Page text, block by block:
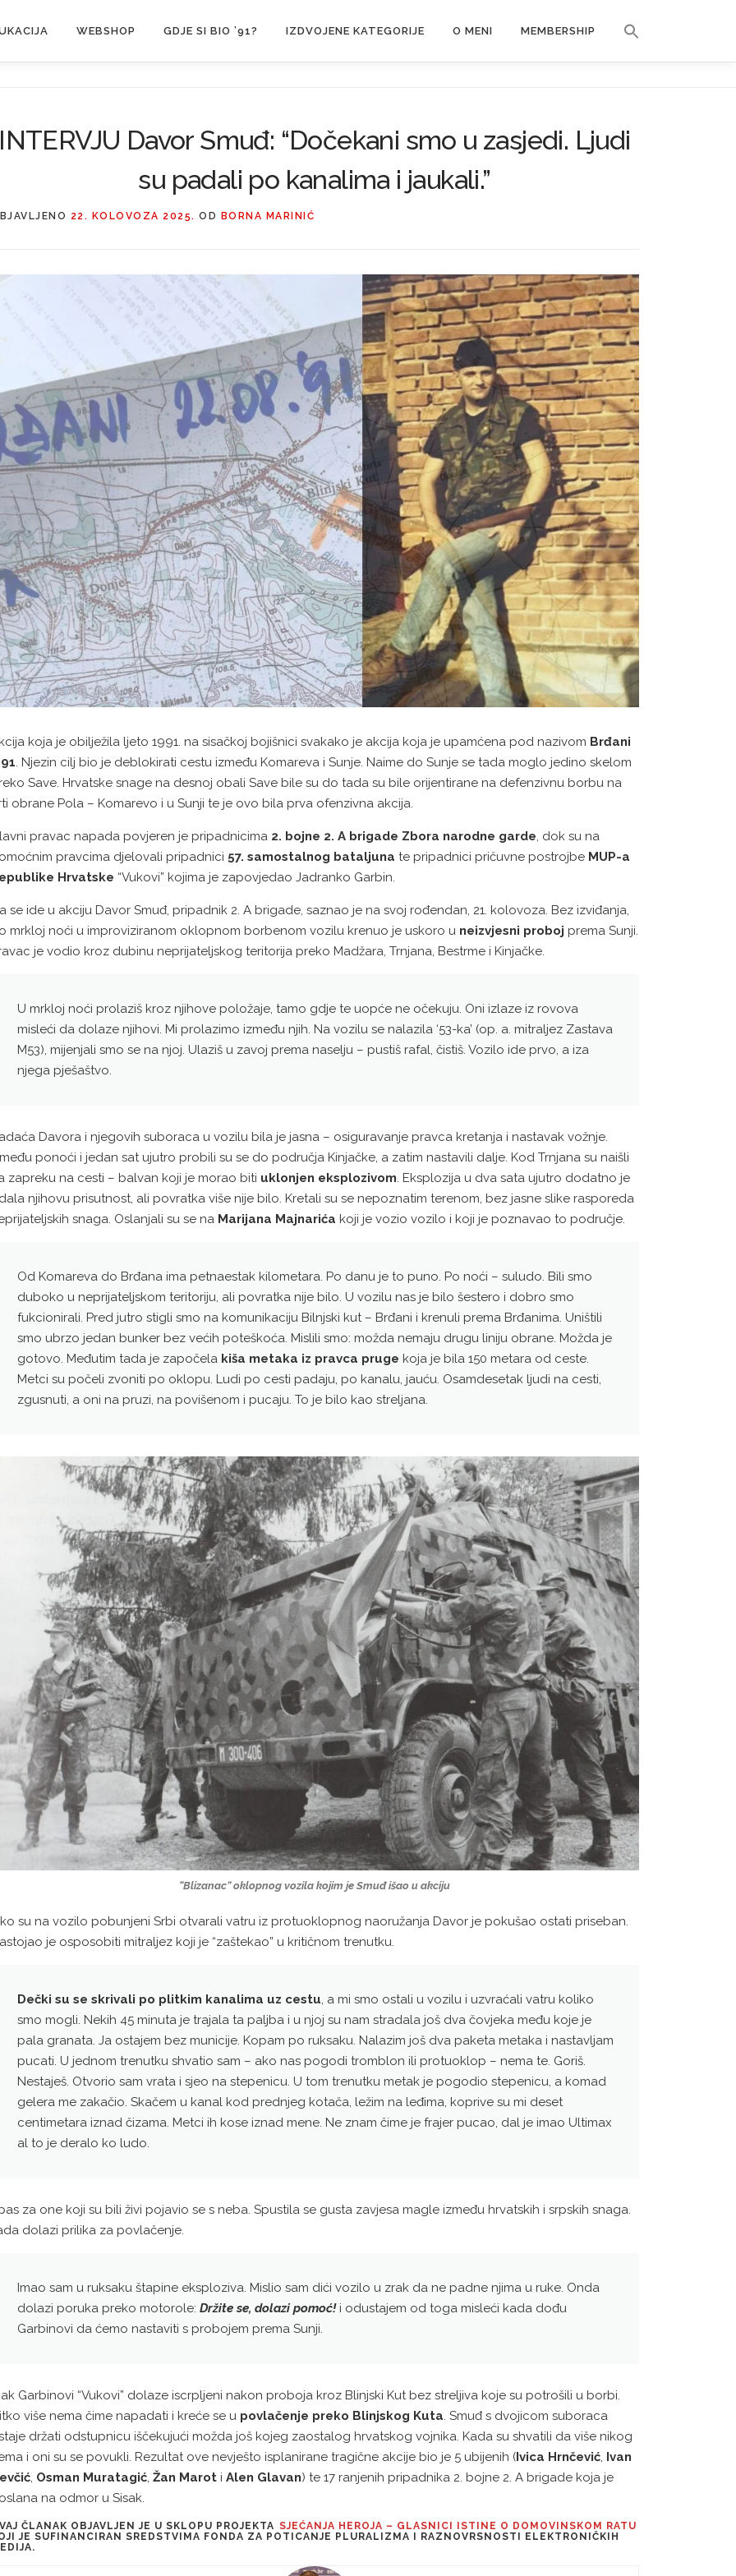
WEBSHOP GDJE SI BIO ’91? IZDVOJENE KATEGORIJE O MENI MEMBERSHIP
INTERVJU Davor Smuđ: “Dočekani smo u zasjedi. Ljudi
su padali po kanalima i jaukali.”
22. KOLOVOZA 2025. OD BORNA MARINIĆ
koja je obilježila ljeto 1991. na sisačkoj bojišnici svakako je akcija koja je upamćena pod nazivom Brđani
. Njezin cilj bio je deblokirati cestu između Komareva i Sunje. Naime do Sunje se tada moglo jedino skelom
Save. Hrvatske snage na desnoj obali Save bile su do tada su bile orijentirane na defenzivnu borbu na
obrane Pola – Komarevo i u Sunji te je ovo bila prva ofenzivna akcija.
pravac napada povjeren je pripadnicima 2. bojne 2. A brigade Zbora narodne garde, dok su na
pravcima djelovali pripadnici 57. samostalnog bataljuna te pripadnici pričuvne postrojbe MUP-a
Hrvatske “Vukovi” kojima je zapovjedao Jadranko Garbin.
se ide u akciju Davor Smuđ, pripadnik 2. A brigade, saznao je na svoj rođendan, 21. kolovoza. Bez izviđanja,
mrkloj noći u improviziranom oklopnom borbenom vozilu krenuo je uskoro u neizvjesni proboj prema Sunji.
je vodio kroz dubinu neprijateljskog teritorija preko Madžara, Trnjana, Bestrme i Kinjačke.
U mrkloj noći prolaziš kroz njihove položaje, tamo gdje te uopće ne očekuju. Oni izlaze iz rovova
misleći da dolaze njihovi. Mi prolazimo između njih. Na vozilu se nalazila ‘53-ka’ (op. a. mitraljez Zastava
M53), mijenjali smo se na njoj. Ulaziš u zavoj prema naselju – pustiš rafal, čistiš. Vozilo ide prvo, a iza
njega pješaštvo.
Davora i njegovih suboraca u vozilu bila je jasna – osiguravanje pravca kretanja i nastavak vožnje.
ponoći i jedan sat ujutro probili su se do područja Kinjačke, a zatim nastavili dalje. Kod Trnjana su naišli
zapreku na cesti – balvan koji je morao biti uklonjen eksplozivom. Eksplozija u dva sata ujutro dodatno je
njihovu prisutnost, ali povratka više nije bilo. Kretali su se nepoznatim terenom, bez jasne slike rasporeda
snaga. Oslanjali su se na Marijana Majnarića koji je vozio vozilo i koji je poznavao to područje.
Od Komareva do Brđana ima petnaestak kilometara. Po danu je to puno. Po noći – suludo. Bili smo
duboko u neprijateljskom teritoriju, ali povratka nije bilo. U vozilu nas je bilo šestero i dobro smo
fukcionirali. Pred jutro stigli smo na komunikaciju Bilnjski kut – Brđani i krenuli prema Brđanima. Uništili
smo ubrzo jedan bunker bez većih poteškoća. Mislili smo: možda nemaju drugu liniju obrane. Možda je
gotovo. Međutim tada je započela kiša metaka iz pravca pruge koja je bila 150 metara od ceste.
Metci su počeli zvoniti po oklopu. Ludi po cesti padaju, po kanalu, jauću. Osamdesetak ljudi na cesti,
zgusnuti, a oni na pruzi, na povišenom i pucaju. To je bilo kao streljana.
“Blizanac” oklopnog vozila kojim je Smuđ išao u akciju
su na vozilo pobunjeni Srbi otvarali vatru iz protuoklopnog naoružanja Davor je pokušao ostati priseban.
je osposobiti mitraljez koji je “zaštekao” u kritičnom trenutku.
Dečki su se skrivali po plitkim kanalima uz cestu, a mi smo ostali u vozilu i uzvraćali vatru koliko
smo mogli. Nekih 45 minuta je trajala ta paljba i u njoj su nam stradala još dva čovjeka među koje je
pala granata. Ja ostajem bez municije. Kopam po ruksaku. Nalazim još dva paketa metaka i nastavljam
pucati. U jednom trenutku shvatio sam – ako nas pogodi tromblon ili protuoklop – nema te. Goriš.
Nestaješ. Otvorio sam vrata i sjeo na stepenicu. U tom trenutku metak je pogodio stepenicu, a komad
gelera me zakačio. Skačem u kanal kod prednjeg kotača, ležim na leđima, koprive su mi deset
centimetara iznad čizama. Metci ih kose iznad mene. Ne znam čime je frajer pucao, dal je imao Ultimax
al to je deralo ko ludo.
za one koji su bili živi pojavio se s neba. Spustila se gusta zavjesa magle između hrvatskih i srpskih snaga.
dolazi prilika za povlačenje.
Imao sam u ruksaku štapine eksploziva. Mislio sam dići vozilo u zrak da ne padne njima u ruke. Onda
dolazi poruka preko motorole: Držite se, dolazi pomoć!i odustajem od toga misleći kada dođu
Garbinovi da ćemo nastaviti s probojem prema Sunji.
Garbinovi “Vukovi” dolaze iscrpljeni nakon proboja kroz Blinjski Kut bez streljiva koje su potrošili u borbi.
više nema čime napadati i kreće se u povlačenje preko Blinjskog Kuta. Smuđ s dvojicom suboraca
držati odstupnicu iščekujući možda još kojeg zaostalog hrvatskog vojnika. Kada su shvatili da više nikog
i oni su se povukli. Rezultat ove nevješto isplanirane tragične akcije bio je 5 ubijenih (Ivica Hrnčević, Ivan
, Osman Muratagić, Žan Marot i Alen Glavan) te 17 ranjenih pripadnika 2. bojne 2. A brigade koja je
na odmor u Sisak.
ČLANAK OBJAVLJEN JE U SKLOPU PROJEKTA SJEĆANJA HEROJA – GLASNICI ISTINE O DOMOVINSKOM RATU
JE SUFINANCIRAN SREDSTVIMA FONDA ZA POTICANJE PLURALIZMA I RAZNOVRSNOSTI ELEKTRONIČKIH